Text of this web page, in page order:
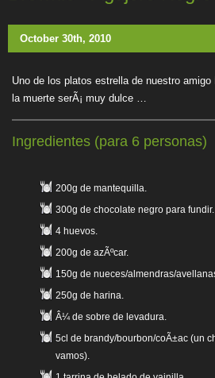
October 30th, 2010
Uno de los platos estrella de nuestro
la muerte serÃ¡ muy dulce …
Ingredientes (para 6 personas)
200g de mantequilla.
300g de chocolate negro para fundir.
4 huevos.
200g de azÃºcar.
150g de nueces/almendras/
250g de harina.
Â¼ de sobre de levadura.
5cl de brandy/bourbon/coÃ±ac (un
vamos).